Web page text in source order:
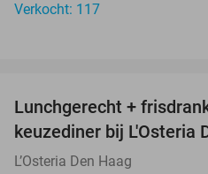
Verkocht: 117
Lunchgerecht +
keuzediner bij L'Osteria
L’Osteria Den Haag